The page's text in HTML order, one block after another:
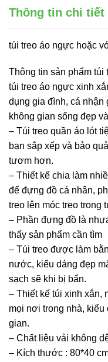
Thông tin chi tiết
túi treo áo ngực hoặc
Thông tin sản phẩm
túi treo áo ngực xinh
dụng gia đình, cá nhận
không gian sống đẹp
– Túi treo quần áo lót
bạn sắp xếp và bảo
tươm hơn.
– Thiết kế chia làm
để đựng đồ cá nhân,
treo lên móc treo trong
– Phần đựng đồ là
thấy sản phẩm cần tìm
– Túi treo được làm
nước, kiểu dáng đẹp
sạch sẽ khi bị bẩn.
– Thiết kế túi xinh xắn,
mọi nơi trong nhà, kiểu
gian.
– Chất liệu vải không
– Kích thước : 80*40